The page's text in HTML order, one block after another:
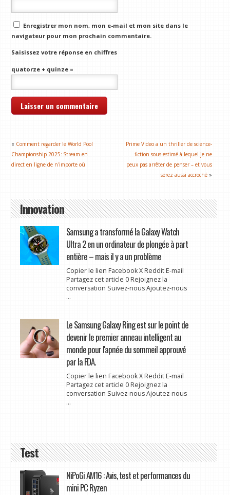
Enregistrer mon nom, mon e-mail et mon site dans le
navigateur pour mon prochain commentaire.
Saisissez votre réponse en chiffres
quatorze + quinze =
« Comment regarder le World Pool
Championship 2025: Stream en
direct en ligne de n'importe où
Prime Video a un thriller de science-
fiction sous-estimé à lequel je ne
peux pas arrêter de penser – et vous
serez aussi accroché »
Innovation
Samsung a transformé la Galaxy Watch
Ultra 2 en un ordinateur de plongée à part
entière – mais il y a un problème
Copier le lien Facebook X Reddit E-mail
Partagez cet article 0 Rejoignez la
conversation Suivez-nous Ajoutez-nous
...
Le Samsung Galaxy Ring est sur le point de
devenir le premier anneau intelligent au
monde pour l'apnée du sommeil approuvé
par la FDA.
Copier le lien Facebook X Reddit E-mail
Partagez cet article 0 Rejoignez la
conversation Suivez-nous Ajoutez-nous
...
Test
NiPoGi AM16 : Avis, test et performances du
mini PC Ryzen